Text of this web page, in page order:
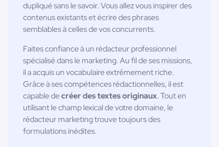
dupliqué sans le savoir. Vous allez vous inspirer des
contenus existants et écrire des phrases
semblables à celles de vos concurrents.
Faites confiance à un rédacteur professionnel
spécialisé dans le marketing. Au fil de ses missions,
il a acquis un vocabulaire extrêmement riche.
Grâce à ses compétences rédactionnelles, il est
capable decréer des textes originaux. Tout en
utilisant le champ lexical de votre domaine, le
rédacteur marketing trouve toujours des
formulations inédites.